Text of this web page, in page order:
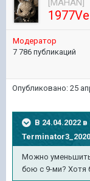
[MAHAN]
Модератор
7 786 публикаций
Опубликовано: 25
В 24.04.2022
Terminator3_2020
Можно
бою с 9-ми? Хотя